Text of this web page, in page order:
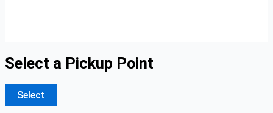
Select a Pickup Point
Select